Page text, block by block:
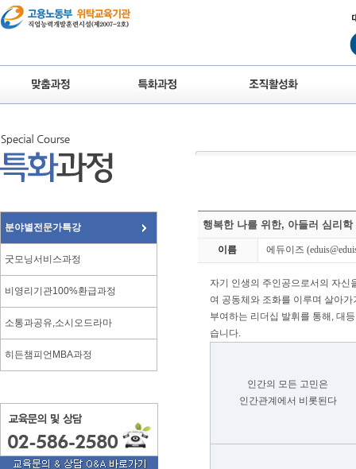
분야별전문가특강
굿모닝서비스과정
비영리기관100%환급과정
소통과공유,소시오드라마
히든챔피언MBA과정
행복한 나를 위한, 아들러 심리학
이름 에듀이즈
자기 인생의 주인공으로서의 자신
여 공동체와 조화를 이루며 살아
부여하는 리더십 발휘를 통해, 대
습니다.
인간의 모든 고민은
인간관계에서 비롯된다